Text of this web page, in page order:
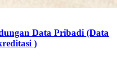
Data Pribadi (Data
)